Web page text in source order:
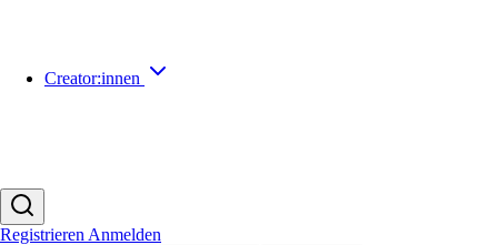
Creator:innen
Registrieren Anmelden